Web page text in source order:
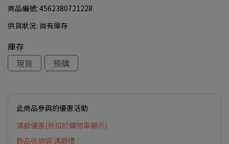
商品編號: 4562380721228
供貨狀況: 尚有庫存
庫存
現貨
預購
此商品參與的優惠活動
滿額優惠(折扣於購物車顯示)
飾品收納袋 滿額禮